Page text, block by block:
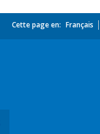
Cette page en: Français